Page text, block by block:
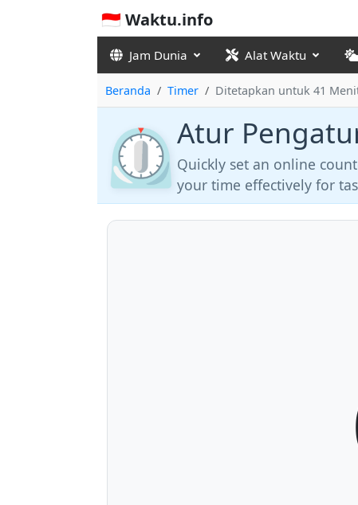
🇮🇩 Waktu.info
Jam Dunia Alat Waktu
Beranda Timer Ditetapkan untuk 41
⏲️Atur
Quickly set an online
your time effectively for